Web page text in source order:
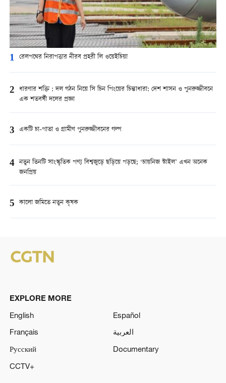
1 রেলপথের নিরাপত্তার নীরব প্রহরী লি ওয়েইচিয়া
2 ধারণার শক্তি : দল গঠন নিয়ে সি চিন পিংয়ের চিন্তাধারা: দেশ শাসন ও পুনরুজ্জীবনে
এক শতবর্ষী দলের প্রজ্ঞা
3 একটি চা-পাতা ও গ্রামীণ পুনরুজ্জীবনের গল্প
4 নতুন তিনটি সাংস্কৃতিক পণ্য বিশ্বজুড়ে ছড়িয়ে পড়ছে; ‘চায়নিজ স্টাইল’ এখন অনেক
জনপ্রিয়
5 কালো জমিতে নতুন কৃষক
EXPLORE MORE
English
Español
Français
العربية
Русский
Documentary
CCTV+